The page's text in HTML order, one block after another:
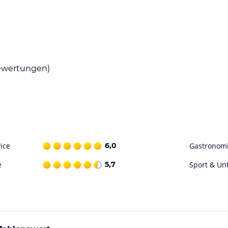
erkunden können. In der Nähe des Hotels
wunderschöne Landschaft zu genießen
6,0
5,7 Sport &